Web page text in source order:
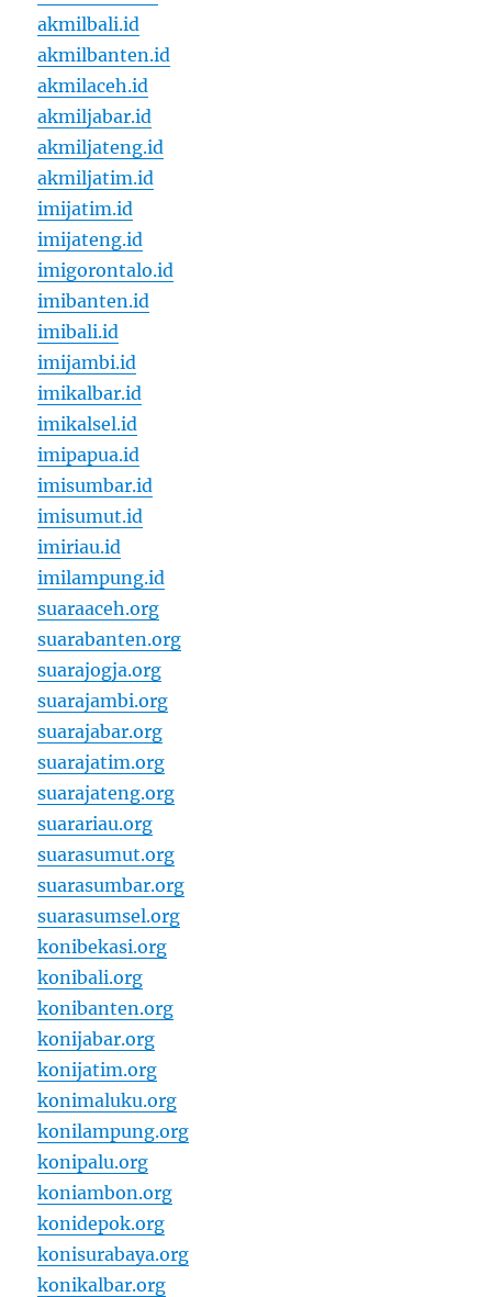
akmilbali.id
akmilbanten.id
akmilaceh.id
akmiljabar.id
akmiljateng.id
akmiljatim.id
imijatim.id
imijateng.id
imigorontalo.id
imibanten.id
imibali.id
imijambi.id
imikalbar.id
imikalsel.id
imipapua.id
imisumbar.id
imisumut.id
imiriau.id
imilampung.id
suaraaceh.org
suarabanten.org
suarajogja.org
suarajambi.org
suarajabar.org
suarajatim.org
suarajateng.org
suarariau.org
suarasumut.org
suarasumbar.org
suarasumsel.org
konibekasi.org
konibali.org
konibanten.org
konijabar.org
konijatim.org
konimaluku.org
konilampung.org
konipalu.org
koniambon.org
konidepok.org
konisurabaya.org
konikalbar.org